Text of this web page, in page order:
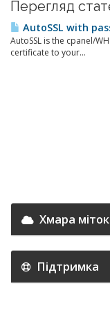
Перегляд
AutoSSL with
AutoSSL is the cpanel/
certificate to your...
Хмара міток
Підтримка